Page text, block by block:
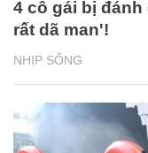
NHỊP SỐNG
4 cô gái bị
rất dã man'!